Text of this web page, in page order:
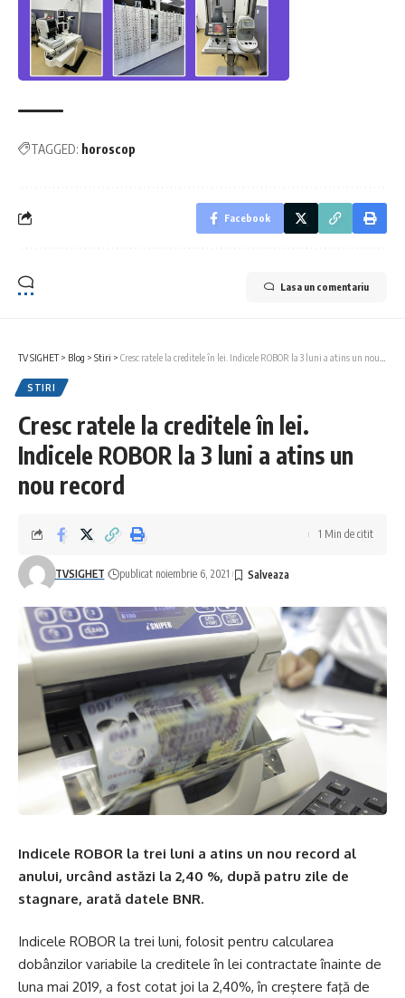
TAGGED: horoscop
Facebook
Lasa un comentariu
TV SIGHET> Blog > Stiri > Cresc ratele la creditele în lei. Indicele ROBOR la 3 luni a atins un nou record
STIRI
Cresc ratele la creditele în lei.
Indicele ROBOR la 3 luni a atins un
nou record
TVSIGHET publicat noiembrie 6, 2021
1 Min de citit
Indicele ROBOR la trei luni a atins un nou record al
anului, urcând astăzi la 2,40 %, după patru zile de
stagnare, arată datele BNR.
Indicele ROBOR la trei luni, folosit pentru calcularea
dobânzilor variabile la creditele în lei contractate înainte de
luna mai 2019, a fost cotat joi la 2,40%, în creştere faţă de